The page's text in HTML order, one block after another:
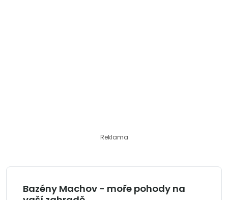
Reklama
Bazény Machov - moře pohody na